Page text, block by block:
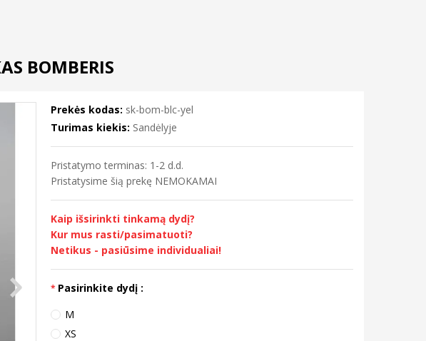
BOMBERIS
Prekės kodas: sk-bom-blc-yel
Turimas kiekis: Sandėlyje
Pristatymo terminas: 1-2 d.d.
Pristatysime šią prekę NEMOKAMAI
Kaip išsirinkti tinkamą dydį?
Kur mus rasti/pasimatuoti?
Netikus - pasiūsime individualiai!
Pasirinkite dydį :
M
XS